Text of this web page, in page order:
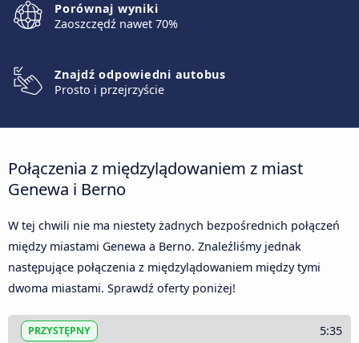
Porównaj wyniki
Zaoszczędź nawet 70%
Znajdź odpowiedni autobus
Prosto i przejrzyście
Połączenia z międzylądowaniem z miast
Genewa i Berno
W tej chwili nie ma niestety żadnych bezpośrednich połączeń
między miastami Genewa a Berno. Znaleźliśmy jednak
następujące połączenia z międzylądowaniem między tymi
dwoma miastami. Sprawdź oferty poniżej!
PRZYSTĘPNY 5:35